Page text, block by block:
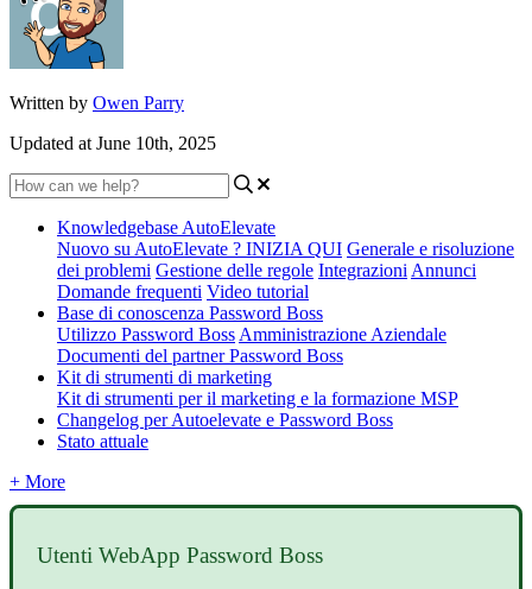
Written by Owen Parry
Updated at June 10th, 2025
Knowledgebase AutoElevate
Nuovo su AutoElevate ? INIZIA QUI Generale e risoluzione
dei problemi Gestione delle regole Integrazioni Annunci
Domande frequenti Video tutorial
Base di conoscenza Password Boss
Utilizzo Password Boss Amministrazione Aziendale
Documenti del partner Password Boss
Kit di strumenti di marketing
Kit di strumenti per il marketing e la formazione MSP
Changelog per Autoelevate e Password Boss
Stato attuale
+ More
Utenti WebApp Password Boss